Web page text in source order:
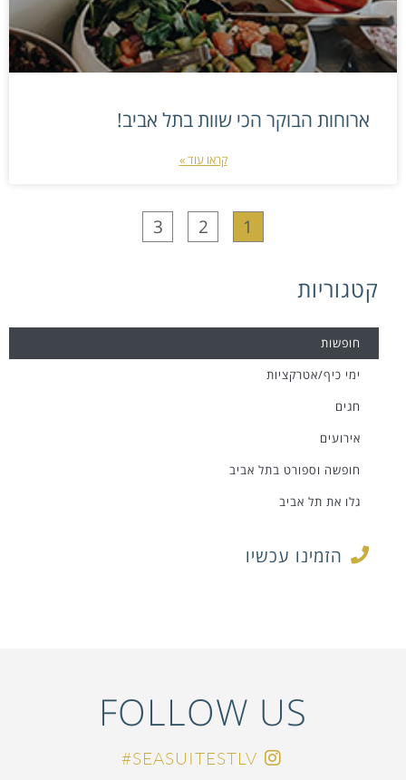
ארוחות הבוקר הכי שוות בתל אביב!
קראו עוד »
1
2
3
קטגוריות
חופשות
ימי כיף/אטרקציות
חגים
אירועים
חופשה וספורט בתל אביב
גלו את תל אביב
הזמינו עכשיו
FOLLOW US
SEASUITESTLV#